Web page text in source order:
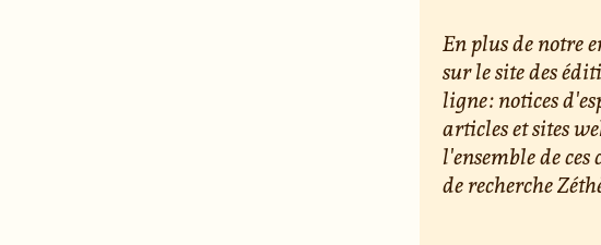
En plus de notre
sur le site des
ligne : notices
articles et sites
l'ensemble de
de recherche